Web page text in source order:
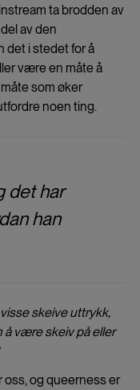
ta brodden av
av den
det i stedet for å
være en måte å
som øker
noen ting.
det har
han
skeive uttrykk,
å være skeiv på eller
oss, og queerness er